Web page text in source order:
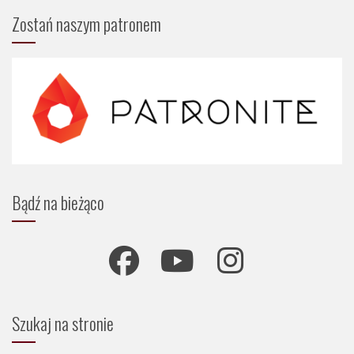
Zostań naszym patronem
Bądź na bieżąco
Szukaj na stronie